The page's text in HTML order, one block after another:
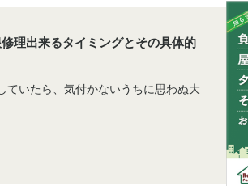
理出来るタイミングとその具体的
ていたら、気付かないうちに思わぬ大